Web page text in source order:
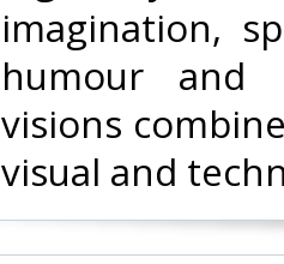
imagination,
humour and
visions
visual and